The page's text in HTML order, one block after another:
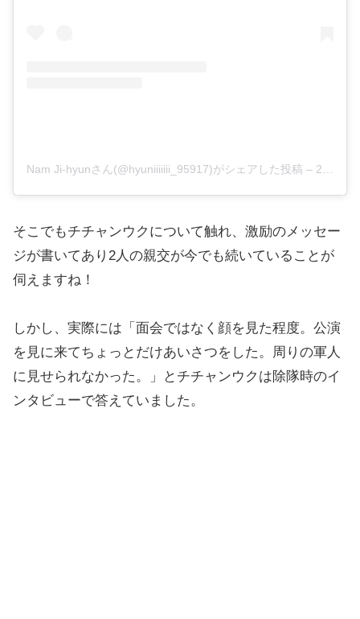
Nam Ji-hyunさん(@hyuniiiiiii_95917)がシェアした投稿 – 2019年 3月月12日午後5時38分PDT
そこでもチチャンウクについて触れ、激励のメッセー
ジが書いてあり2人の親交が今でも続いていることが
伺えますね！
しかし、実際には「面会ではなく顔を見た程度。公演
を見に来てちょっとだけあいさつをした。周りの軍人
に見せられなかった。」とチチャンウクは除隊時のイ
ンタビューで答えていました。